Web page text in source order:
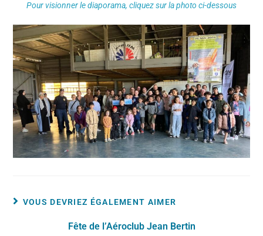
Pour visionner le diaporama, cliquez sur la photo ci-dessous
VOUS DEVRIEZ ÉGALEMENT AIMER
Fête de l’Aéroclub Jean Bertin